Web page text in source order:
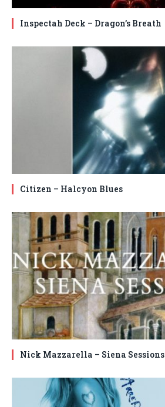
Inspectah Deck – Dragon’s Breath
Citizen – Halcyon Blues
Nick Mazzarella – Siena Sessions